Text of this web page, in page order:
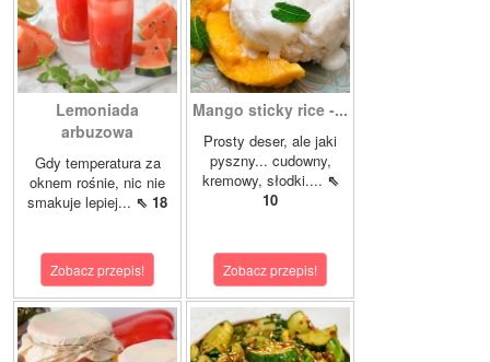
Lemoniada
arbuzowa
Gdy temperatura za
oknem rośnie, nic nie
smakuje lepiej... ⇖ 18
Zobacz przepis!
Mango sticky rice -...
Prosty deser, ale jaki
pyszny... cudowny,
kremowy, słodki.... ⇖
10
Zobacz przepis!